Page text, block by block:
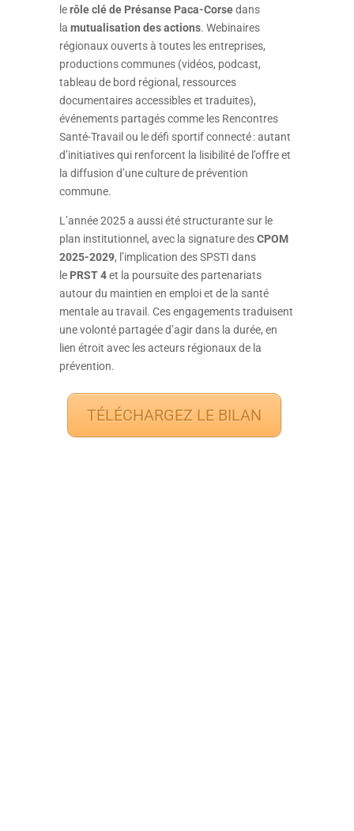
lerôle clé de Présanse Paca‑Corsedans
la mutualisation des actions. Webinaires
régionaux ouverts à toutes les entreprises,
productions communes (vidéos, podcast,
tableau de bord régional, ressources
documentaires accessibles et traduites),
événements partagés comme les Rencontres
Santé‑Travail ou le défi sportif connecté : autant
d’initiatives qui renforcent la lisibilité de l’offre et
la diffusion d’une culture de prévention
commune.
L’année 2025 a aussi été structurante sur le
plan institutionnel, avec la signature desCPOM
2025‑2029, l’implication des SPSTI dans
le PRST 4et la poursuite des partenariats
autour du maintien en emploi et de la santé
mentale au travail. Ces engagements traduisent
une volonté partagée d’agir dans la durée, en
lien étroit avec les acteurs régionaux de la
prévention.
TÉLÉCHARGEZ LE BILAN